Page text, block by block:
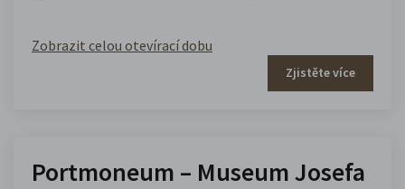
Zobrazit celou otevírací dobu
Zjistěte více
Portmoneum – Museum Josefa